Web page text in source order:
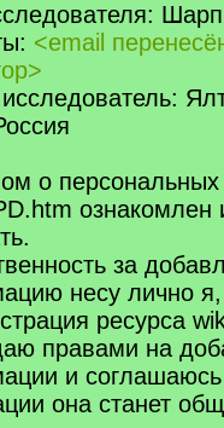
<email
о
ознакомлен
за
несу лично
ресурса
правами на
и
она станет